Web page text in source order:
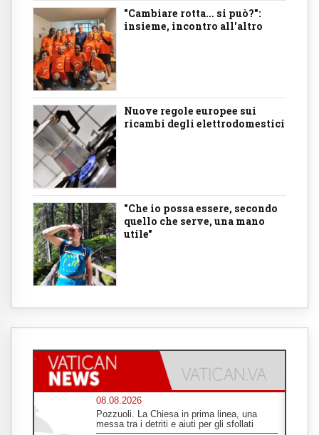
"Cambiare rotta... si può?":
insieme, incontro all'altro
Nuove regole europee sui
ricambi degli elettrodomestici
"Che io possa essere, secondo
quello che serve, una mano
utile"
08.08.2026
Pozzuoli. La Chiesa in prima linea, una
messa tra i detriti e aiuti per gli sfollati